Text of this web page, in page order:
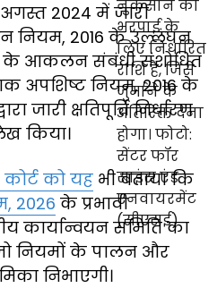
2024 में जारी
नियम, 2016 के उल्लंघन
के आकलन संबंधी संशोधित
अपशिष्ट नियम, 2016 के
जारी क्षतिपूर्ति निर्धारण
किया।
कोर्ट को यह भी बताया कि
2026 के प्रभावी
कार्यान्वयन समिति का
नियमों के पालन और
निभाएगी।